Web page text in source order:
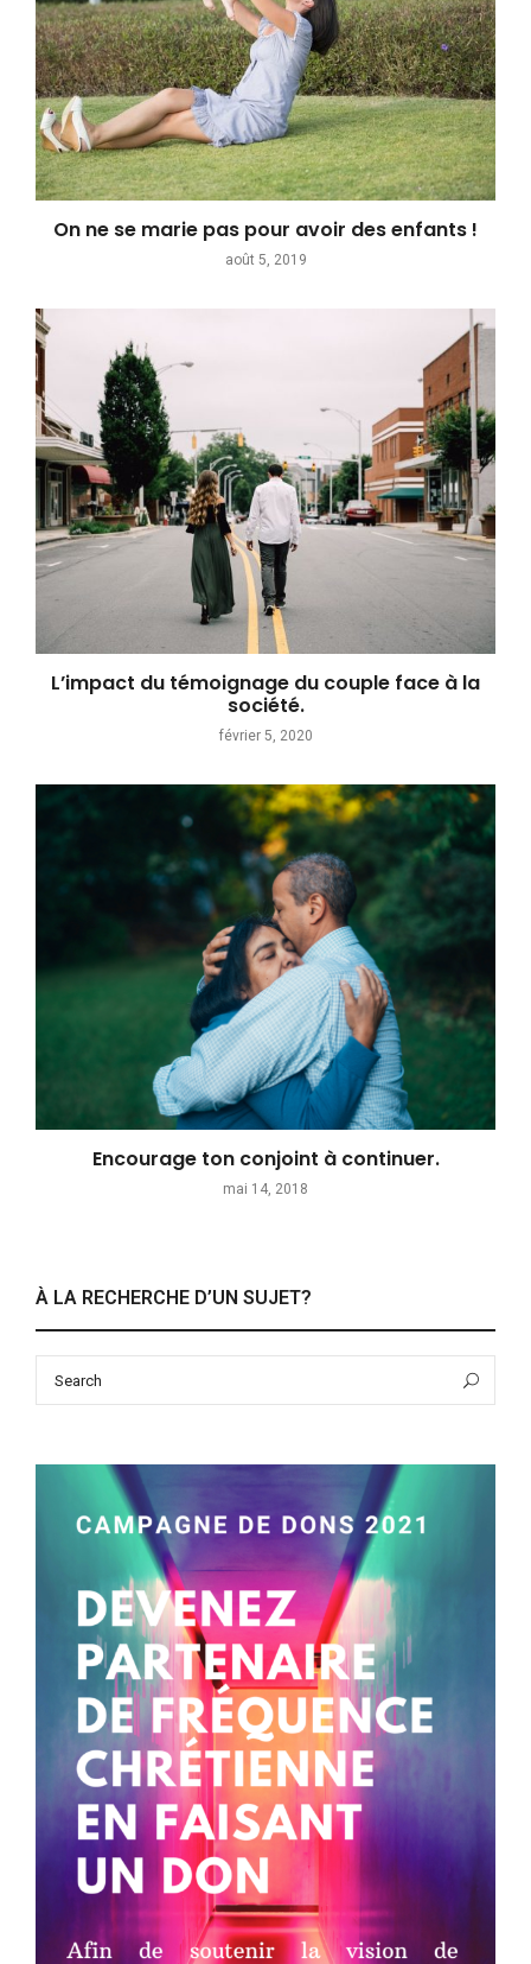
On ne se marie pas pour avoir des enfants !
août 5, 2019
L’impact du témoignage du couple face à la
société.
février 5, 2020
Encourage ton conjoint à continuer.
mai 14, 2018
À LA RECHERCHE D’UN SUJET?